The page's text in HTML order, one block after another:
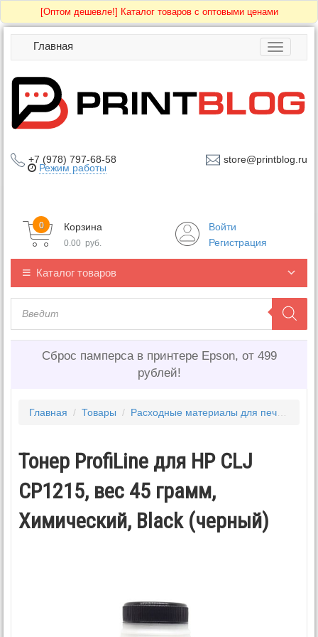
[Оптом дешевле!] Каталог товаров с оптовыми ценами
Toggle
Главная
+7 (978) 797-68-58 store@printblog.ru
Режим работы
Корзина
0
0.00 руб.
Войти
Регистрация
Каталог товаров
Сброс памперса в принтере Epson, от 499
рублей!
Главная / Товары / Расходные материалы для печати
Тонер ProfiLine для HP CLJ
CP1215, вес 45 грамм,
Химический, Black (черный)